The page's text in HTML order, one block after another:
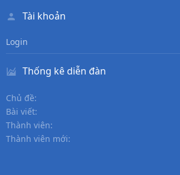
Tài khoản
Login
Thống kê diễn đàn
Chủ đề
Bài viết
Thành viên
Thành viên mới